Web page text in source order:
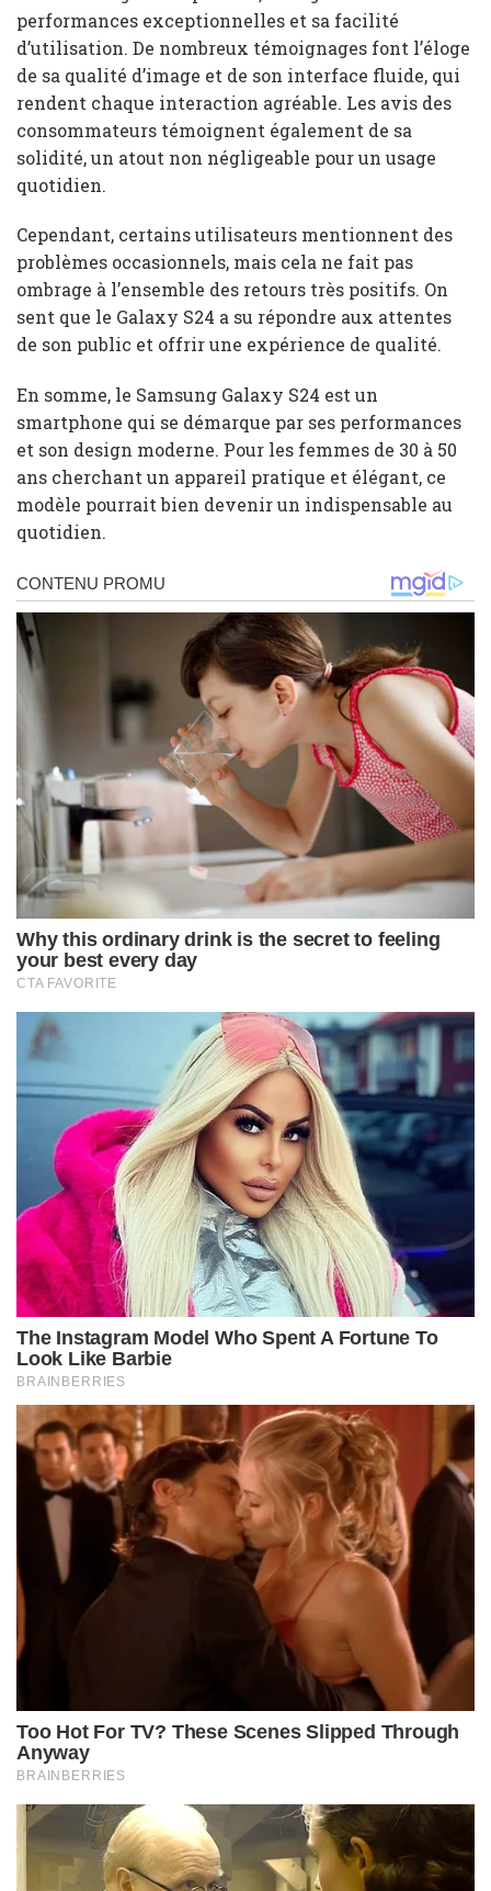
performances exceptionnelles et sa facilité
d’utilisation. De nombreux témoignages font l’éloge
de sa qualité d’image et de son interface fluide, qui
rendent chaque interaction agréable. Les avis des
consommateurs témoignent également de sa
solidité, un atout non négligeable pour un usage
quotidien.
Cependant, certains utilisateurs mentionnent des
problèmes occasionnels, mais cela ne fait pas
ombrage à l’ensemble des retours très positifs. On
sent que le Galaxy S24 a su répondre aux attentes
de son public et offrir une expérience de qualité.
En somme, le Samsung Galaxy S24 est un
smartphone qui se démarque par ses performances
et son design moderne. Pour les femmes de 30 à 50
ans cherchant un appareil pratique et élégant, ce
modèle pourrait bien devenir un indispensable au
quotidien.